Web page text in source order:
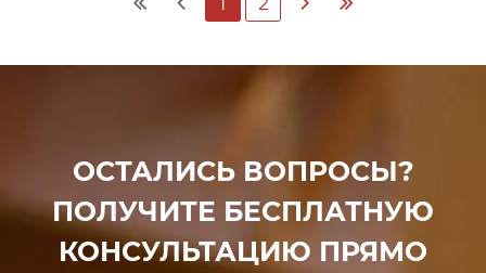
ОСТАЛИСЬ ВОПРОСЫ?
ПОЛУЧИТЕ БЕСПЛАТНУЮ
КОНСУЛЬТАЦИЮ ПРЯМО